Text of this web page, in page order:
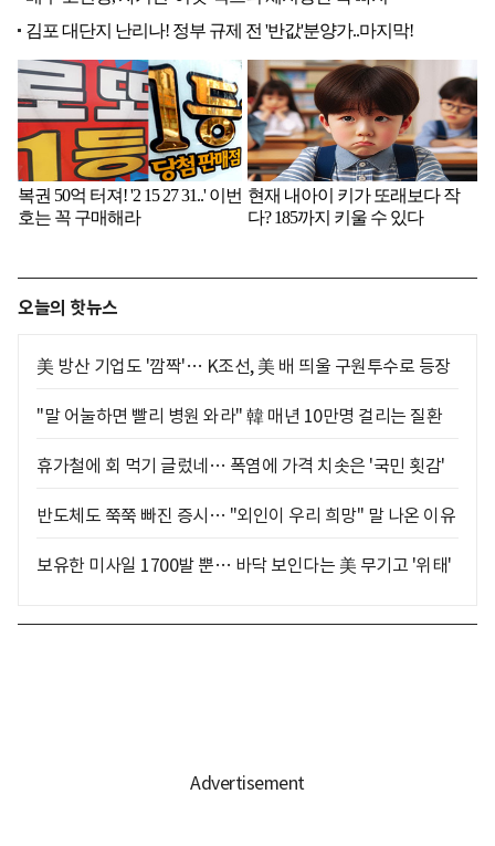
오늘의 핫뉴스
美 방산 기업도 '깜짝'… K조선, 美 배 띄울 구원투수로 등장
"말 어눌하면 빨리 병원 와라" 韓 매년 10만명 걸리는 질환
휴가철에 회 먹기 글렀네… 폭염에 가격 치솟은 '국민 횟감'
반도체도 쭉쭉 빠진 증시… "외인이 우리 희망" 말 나온 이유
보유한 미사일 1700발 뿐… 바닥 보인다는 美 무기고 '위태'